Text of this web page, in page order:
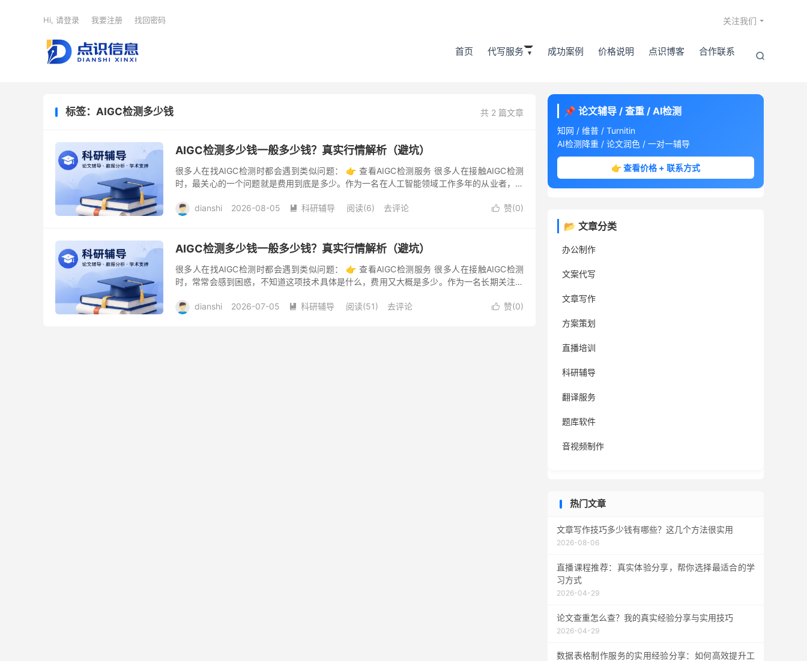
首页 代写服务 成功案例 价格说明 点识博客 合作联系 
关注我们
Hi, 请登录 我要注册 找回密码
共 2 篇文章
标签：AIGC检测多少钱
AIGC检测多少钱一般多少钱？真实行情解析（避坑）
很多人在找AIGC检测时都会遇到类似问题： 👉 查看AIGC检测服务 很多人在接触AIGC检测
时，最关心的一个问题就是费用到底是多少。作为一名在人工智能领域工作多年的从业者，我
 赞(0)
dianshi 2026-08-05  科研辅导 阅读(6) 去评论
AIGC检测多少钱一般多少钱？真实行情解析（避坑）
很多人在找AIGC检测时都会遇到类似问题： 👉 查看AIGC检测服务 很多人在接触AIGC检测
时，常常会感到困惑，不知道这项技术具体是什么，费用又大概是多少。作为一名长期关注人
 赞(0)
dianshi 2026-07-05  科研辅导 阅读(51) 去评论
📌 论文辅导 / 查重 / AI检测
知网 / 维普 / Turnitin
AI检测降重 / 论文润色 / 一对一辅导
👉 查看价格 + 联系方式
📂 文章分类
办公制作
文案代写
文章写作
方案策划
直播培训
科研辅导
翻译服务
题库软件
音视频制作
热门文章
文章写作技巧多少钱有哪些？这几个方法很实用
2026-08-06
直播课程推荐：真实体验分享，帮你选择最适合的学
习方式
2026-04-29
论文查重怎么查？我的真实经验分享与实用技巧
2026-04-29
数据表格制作服务的实用经验分享：如何高效提升工